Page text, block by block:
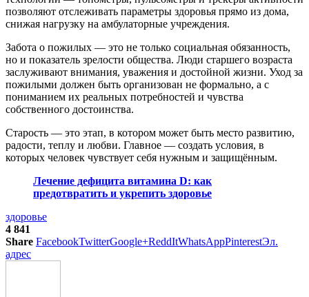
позволяют отслеживать параметры здоровья прямо из дома,
снижая нагрузку на амбулаторные учреждения.
Забота о пожилых — это не только социальная обязанность,
но и показатель зрелости общества. Люди старшего возраста
заслуживают внимания, уважения и достойной жизни. Уход за
пожилыми должен быть организован не формально, а с
пониманием их реальных потребностей и чувства
собственного достоинства.
Старость — это этап, в котором может быть место развитию,
радости, теплу и любви. Главное — создать условия, в
которых человек чувствует себя нужным и защищённым.
Лечение дефицита витамина D: как
предотвратить и укрепить здоровье
здоровье
4 841
Share FacebookTwitterGoogle+ReddItWhatsAppPinterestЭл.
адрес